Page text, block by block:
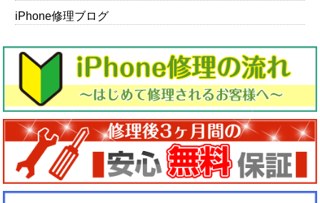
iPhone修理ブログ